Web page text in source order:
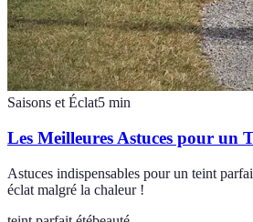
Saisons et Éclat5 min
Les Meilleures Astuces pour un
Astuces indispensables pour un teint
éclat malgré la chaleur !